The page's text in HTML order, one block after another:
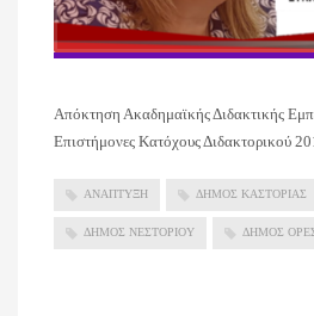
Απόκτηση Ακαδημαϊκής Διδακτικής
Επιστήμονες Κατόχους Διδακτορικού
ΑΝΑΠΤΥΞΗ ΔΗΜΟΣ ΚΑΣΤΟΡΙΑΣ
ΔΗΜΟΣ ΝΕΣΤΟΡΙΟΥ ΔΗΜΟΣ